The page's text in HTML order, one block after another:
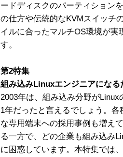
ードディスクのパーティション
の仕方や伝統的なKVMスイッチ
イルに合ったマルチOS環境が
す。
第2特集
組み込みLinuxエンジニアになる
2003年は、組み込み分野が
1年だったと言えるでしょう。
な専用端末への採用事例も増え
る一方で、どの企業も組み込み
に困惑しています。本特集では